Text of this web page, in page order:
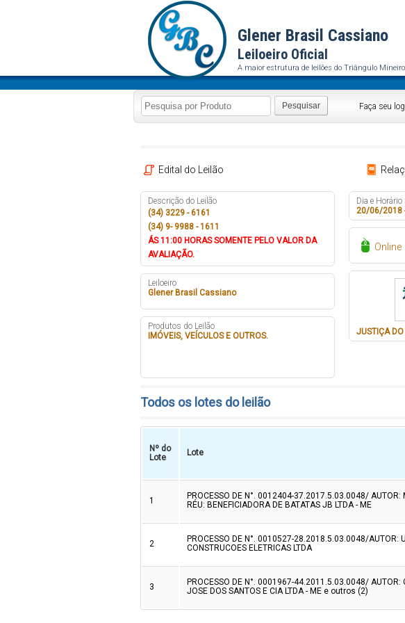
Glener Brasil Cassiano
Leiloeiro Oficial
A maior estrutura de leilões do Triângulo Mineiro
Pesquisar Faça seu
Edital do Leilão
Descrição do Leilão
(34) 3229 - 6161
(34) 9- 9988 - 1611
ÁS11:00 HORASSOMENTE PELO VALOR DA
AVALIAÇÃO.
Leiloeiro
Glener Brasil Cassiano
Produtos do Leilão
IMÓVEIS, VEÍCULOS E OUTROS.
Dia e Horário
20/06/2018
Online
JUSTIÇA
Todos os lotes do leilão
Nº do
Lote
Lote
1
PROCESSO DE N°. 0012404-37.2017.5.03.0048/ AUTOR:
RÉU: BENEFICIADORA DE BATATAS JB LTDA - ME
2
PROCESSO DE N°. 0010527-28.2018.5.03.0048/AUTOR:
CONSTRUCOES ELETRICAS LTDA
3
PROCESSO DE N°. 0001967-44.2011.5.03.0048/ AUTOR:
JOSE DOS SANTOS E CIA LTDA - ME e outros (2)